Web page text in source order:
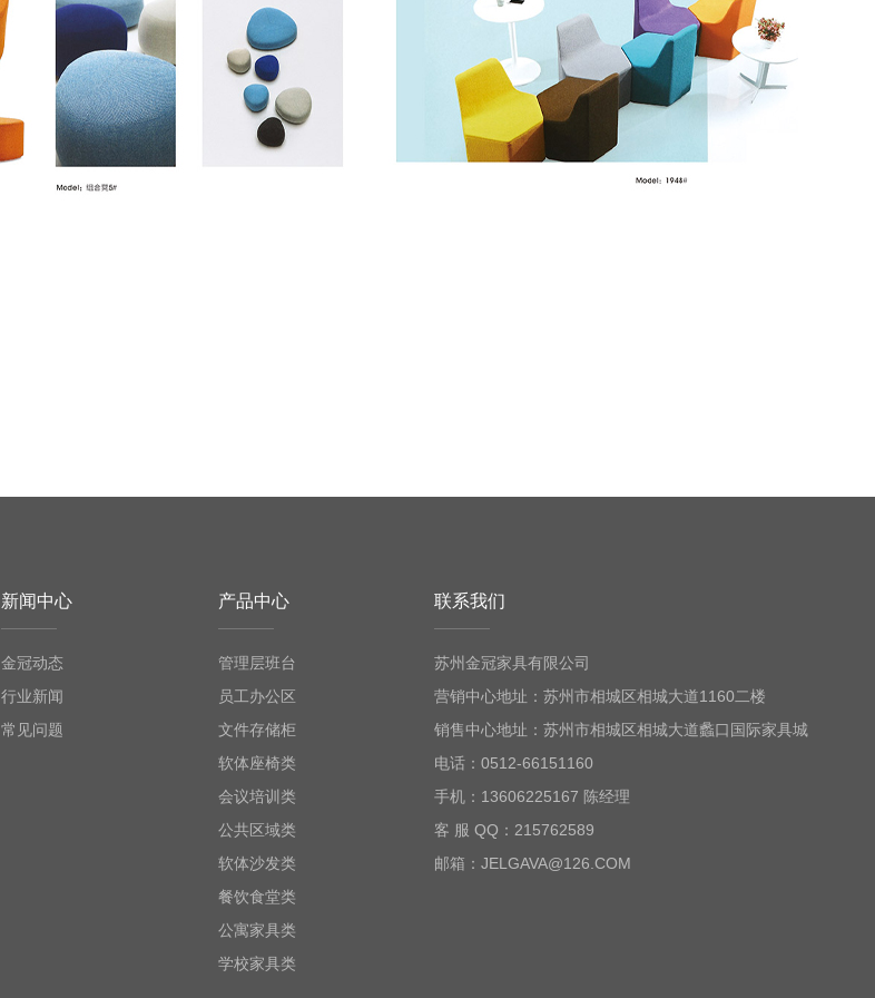
新闻中心
金冠动态
行业新闻
常见问题
产品中心
管理层班台
员工办公区
文件存储柜
软体座椅类
会议培训类
公共区域类
软体沙发类
餐饮食堂类
公寓家具类
学校家具类
联系我们
苏州金冠家具有限公司
营销中心地址：苏州市相城区相城大道1160二楼
销售中心地址：苏州市相城区相城大道蠡口国际家具城
电话：0512-66151160
手机：13606225167 陈经理
客 服 QQ：215762589
邮箱：JELGAVA@126.COM